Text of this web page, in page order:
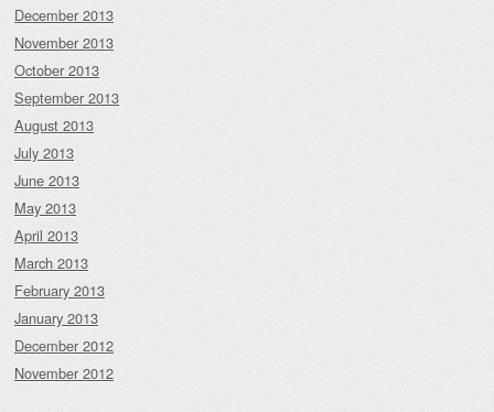
December 2013
November 2013
October 2013
September 2013
August 2013
July 2013
June 2013
May 2013
April 2013
March 2013
February 2013
January 2013
December 2012
November 2012